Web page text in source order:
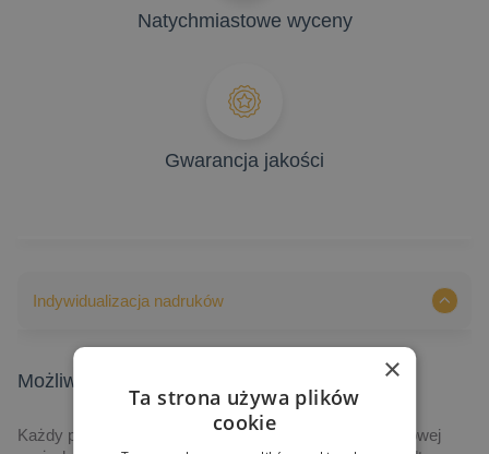
Natychmiastowe wyceny
Gwarancja jakości
Indywidualizacja nadruków
Możliwości indywidualizacji nadruków
Każdy produkt prezentowany na naszej stronie internetowej
×
Ta strona używa plików
cookie